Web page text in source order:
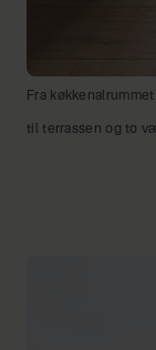
Fra
til terrassen og to